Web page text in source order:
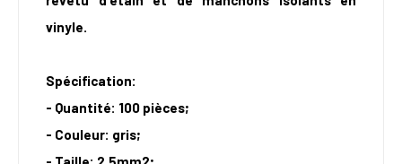
vinyle.
Spécification:
- Quantité: 100 pièces;
- Couleur: gris;